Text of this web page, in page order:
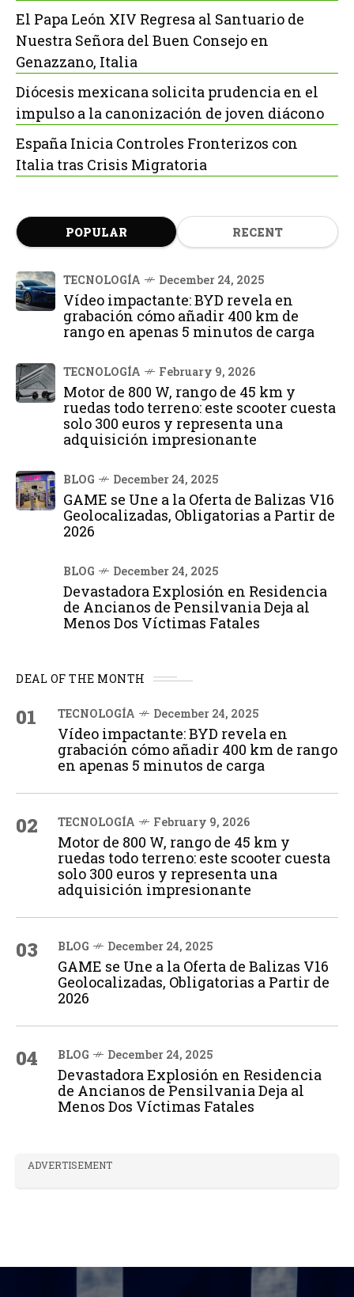
El Papa León XIV Regresa al Santuario de
Nuestra Señora del Buen Consejo en
Genazzano, Italia
Diócesis mexicana solicita prudencia en el
impulso a la canonización de joven diácono
España Inicia Controles Fronterizos con
Italia tras Crisis Migratoria
POPULAR RECENT
TECNOLOGÍA December 24, 2025
Vídeo impactante: BYD revela en
grabación cómo añadir 400 km de
rango en apenas 5 minutos de carga
TECNOLOGÍA February 9, 2026
Motor de 800 W, rango de 45 km y
ruedas todo terreno: este scooter cuesta
solo 300 euros y representa una
adquisición impresionante
BLOG December 24, 2025
GAME se Une a la Oferta de Balizas V16
Geolocalizadas, Obligatorias a Partir de
2026
BLOG December 24, 2025
Devastadora Explosión en Residencia
de Ancianos de Pensilvania Deja al
Menos Dos Víctimas Fatales
DEAL OF THE MONTH
01 TECNOLOGÍA December 24, 2025
Vídeo impactante: BYD revela en
grabación cómo añadir 400 km de rango
en apenas 5 minutos de carga
02 TECNOLOGÍA February 9, 2026
Motor de 800 W, rango de 45 km y
ruedas todo terreno: este scooter cuesta
solo 300 euros y representa una
adquisición impresionante
03 BLOG December 24, 2025
GAME se Une a la Oferta de Balizas V16
Geolocalizadas, Obligatorias a Partir de
2026
04 BLOG December 24, 2025
Devastadora Explosión en Residencia
de Ancianos de Pensilvania Deja al
Menos Dos Víctimas Fatales
ADVERTISEMENT